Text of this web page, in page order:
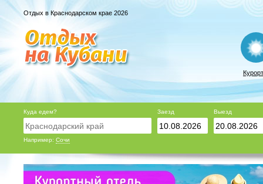
Отдых в Краснодарском крае 2026
Куда едем?
Например: Сочи
Заезд Выезд